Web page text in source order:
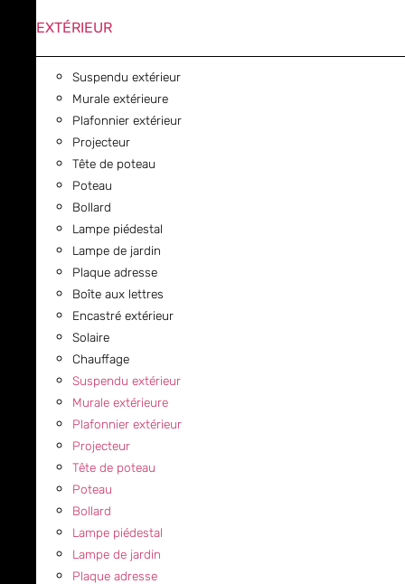
EXTÉRIEUR
Suspendu extérieur
Murale extérieure
Plafonnier extérieur
Projecteur
Tête de poteau
Poteau
Bollard
Lampe piédestal
Lampe de jardin
Plaque adresse
Boîte aux lettres
Encastré extérieur
Solaire
Chauffage
Suspendu extérieur
Murale extérieure
Plafonnier extérieur
Projecteur
Tête de poteau
Poteau
Bollard
Lampe piédestal
Lampe de jardin
Plaque adresse